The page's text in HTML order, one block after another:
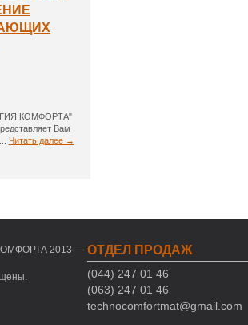
КОМФОРТА"
Вам
Читать далее →
2013 — ОТДЕЛ ПРОДАЖ
(044) 247 01 46
(063) 247 01 46
technocomfortmat@gmail.com